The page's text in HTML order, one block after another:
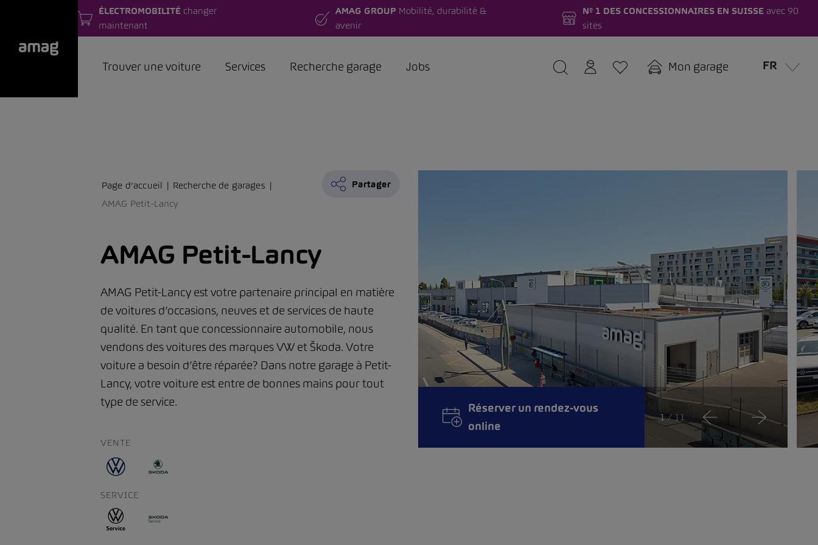
ÉLECTROMOBILITÉ changer
maintenant
AMAG GROUP Mobilité, durabilité &
avenir
Nº 1 DES CONCESSIONNAIRES EN SUISSEavec 90
sites
Trouver une voiture Services Recherche garage Jobs Mon garage FR
Page d’accueil
Recherche de garages
AMAG Petit-Lancy
Partager
AMAG Petit-Lancy
AMAG Petit-Lancy est votre partenaire principal en matière
de voitures d’occasions, neuves et de services de haute
qualité. En tant que concessionnaire automobile, nous
vendons des voitures des marques VW et Škoda. Votre
voiture a besoin d’être réparée? Dans notre garage à Petit-
Lancy, votre voiture est entre de bonnes mains pour tout
type de service.
VENTE
SERVICE
Réserver un rendez-vous
online
1 / 11